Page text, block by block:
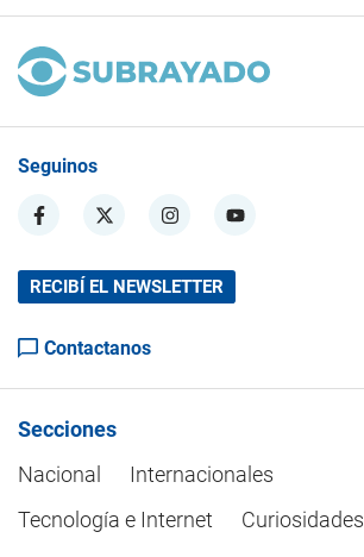
Seguinos
RECIBÍ EL NEWSLETTER
Contactanos
Secciones
Nacional
Internacionales
Tecnología e Internet
Curiosidades